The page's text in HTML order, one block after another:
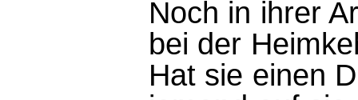
Noch in ihrer
bei der
Hat sie einen